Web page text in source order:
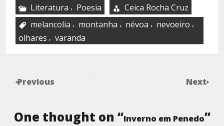
Literatura , Poesia
Ceica Rocha Cruz
melancolia , montanha , névoa , nevoeiro ,
olhares , varanda
Previous Next
One thought on “Inverno em Penedo”